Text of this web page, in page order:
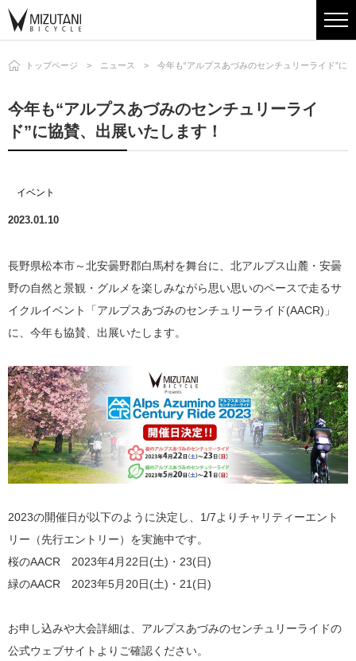
トップページ ニュース 今年も“アルプスあづみのセンチュリーライド”に
今年も“アルプスあづみのセンチュリーライ
ド”に協賛、出展いたします！
イベント
2023.01.10
長野県松本市～北安曇野郡白馬村を舞台に、北アルプス山麓・安曇
野の自然と景観・グルメを楽しみながら思い思いのペースで走るサ
イクルイベント「アルプスあづみのセンチュリーライド(AACR)」
に、今年も協賛、出展いたします。
2023の開催日が以下のように決定し、1/7よりチャリティーエント
リー（先行エントリー）を実施中です。
桜のAACR 2023年4月22日(土)・23(日)
緑のAACR 2023年5月20日(土)・21(日)
お申し込みや大会詳細は、アルプスあづみのセンチュリーライドの
公式ウェブサイトよりご確認ください。